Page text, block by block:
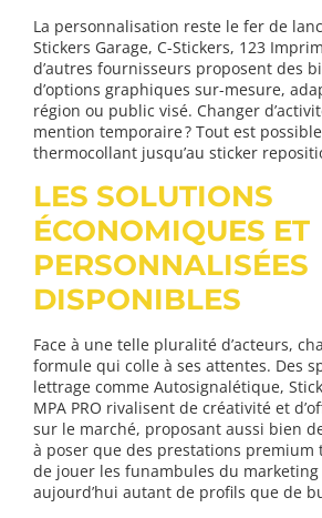
La personnalisation reste le fer de
Stickers Garage, C-Stickers, 123
d’autres fournisseurs proposent des
d’options graphiques sur-mesure,
région ou public visé. Changer
mention temporaire ? Tout est
thermocollant jusqu’au sticker
LES SOLUTIONS
ÉCONOMIQUES ET
PERSONNALISÉES
DISPONIBLES
Face à une telle pluralité d’acteurs,
formule qui colle à ses attentes. Des
lettrage comme Autosignalétique,
MPA PRO rivalisent de créativité et
sur le marché, proposant aussi bien
à poser que des prestations
de jouer les funambules du
aujourd’hui autant de profils que de